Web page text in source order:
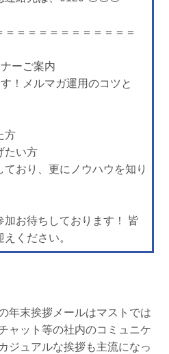
＝＝＝＝＝＝＝＝＝＝＝＝
ーご案内
！メルマガ運用のコツと
方
たい方
ており、更にノウハウを知り
お待ちしております！ 皆
ください。
年末挨拶メールはマストでは
ャット等の社内のコミュニケ
ジュアルな挨拶も主流になっ